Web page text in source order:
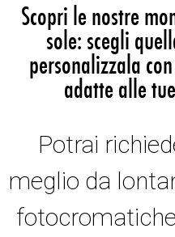
Scopri le nostre
sole: scegli
personalizzala
adatte alle
Potrai
meglio da